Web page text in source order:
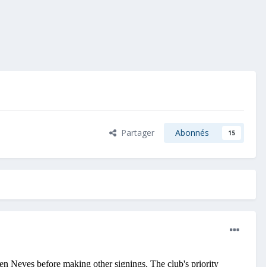
Partager Abonnés 15